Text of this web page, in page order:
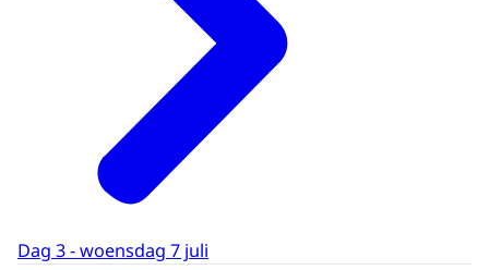
Dag 3 - woensdag 7 juli